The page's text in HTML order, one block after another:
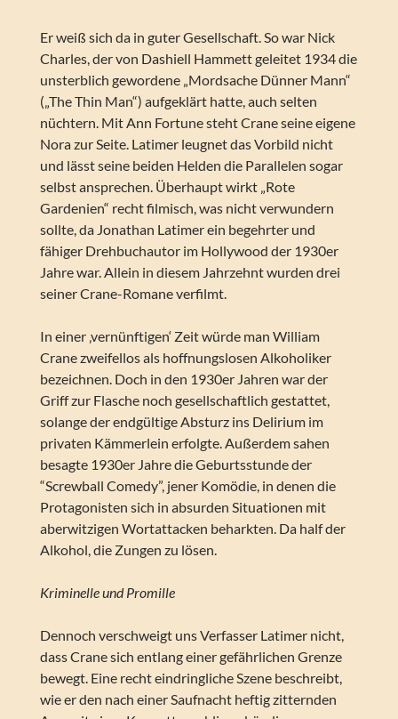
Er weiß sich da in guter Gesellschaft. So war Nick
Charles, der von Dashiell Hammett geleitet 1934 die
unsterblich gewordene „Mordsache Dünner Mann“
(„The Thin Man“) aufgeklärt hatte, auch selten
nüchtern. Mit Ann Fortune steht Crane seine eigene
Nora zur Seite. Latimer leugnet das Vorbild nicht
und lässt seine beiden Helden die Parallelen sogar
selbst ansprechen. Überhaupt wirkt „Rote
Gardenien“ recht filmisch, was nicht verwundern
sollte, da Jonathan Latimer ein begehrter und
fähiger Drehbuchautor im Hollywood der 1930er
Jahre war. Allein in diesem Jahrzehnt wurden drei
seiner Crane-Romane verfilmt.
In einer ‚vernünftigen‘ Zeit würde man William
Crane zweifellos als hoffnungslosen Alkoholiker
bezeichnen. Doch in den 1930er Jahren war der
Griff zur Flasche noch gesellschaftlich gestattet,
solange der endgültige Absturz ins Delirium im
privaten Kämmerlein erfolgte. Außerdem sahen
besagte 1930er Jahre die Geburtsstunde der
“Screwball Comedy”, jener Komödie, in denen die
Protagonisten sich in absurden Situationen mit
aberwitzigen Wortattacken beharkten. Da half der
Alkohol, die Zungen zu lösen.
Kriminelle und Promille
Dennoch verschweigt uns Verfasser Latimer nicht,
dass Crane sich entlang einer gefährlichen Grenze
bewegt. Eine recht eindringliche Szene beschreibt,
wie er den nach einer Saufnacht heftig zitternden